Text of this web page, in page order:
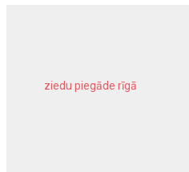
ziedu piegāde rīgā